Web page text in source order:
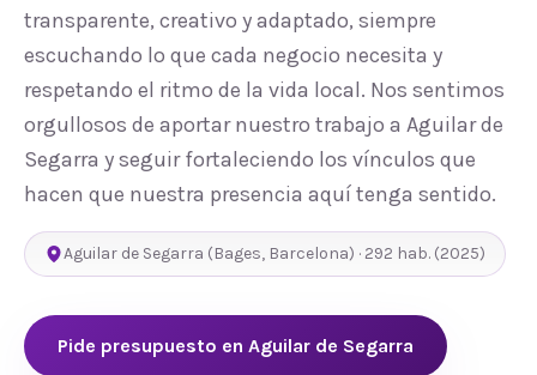
transparente, creativo y adaptado, siempre
escuchando lo que cada negocio necesita y
respetando el ritmo de la vida local. Nos sentimos
orgullosos de aportar nuestro trabajo a Aguilar de
Segarra y seguir fortaleciendo los vínculos que
hacen que nuestra presencia aquí tenga sentido.
Aguilar de Segarra (Bages, Barcelona) · 292 hab. (2025)
Pide presupuesto en Aguilar de Segarra